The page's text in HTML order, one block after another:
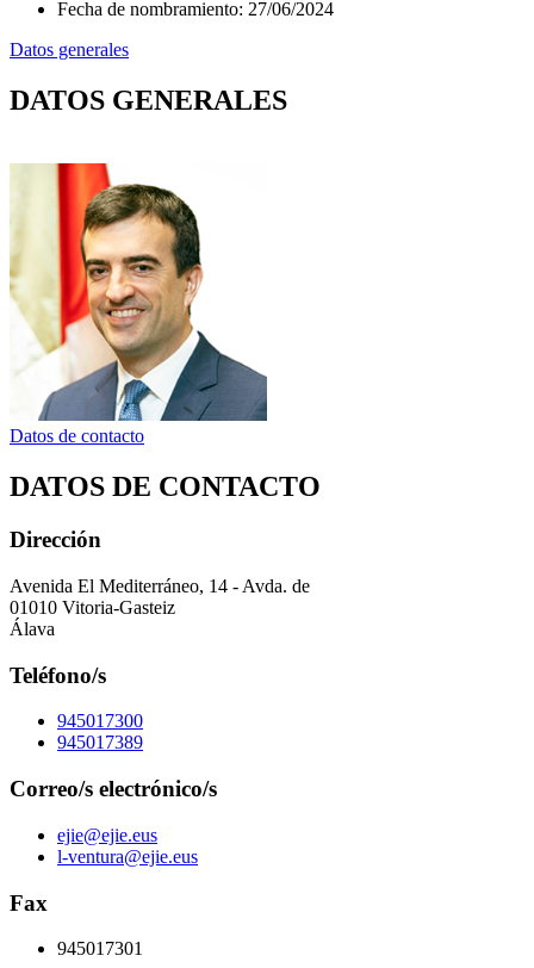
Fecha de nombramiento: 27/06/2024
Datos generales
DATOS GENERALES
Datos de contacto
DATOS DE CONTACTO
Dirección
Avenida El Mediterráneo, 14 - Avda. de
01010 Vitoria-Gasteiz
Álava
Teléfono/s
945017300
945017389
Correo/s electrónico/s
ejie@ejie.eus
l-ventura@ejie.eus
Fax
945017301